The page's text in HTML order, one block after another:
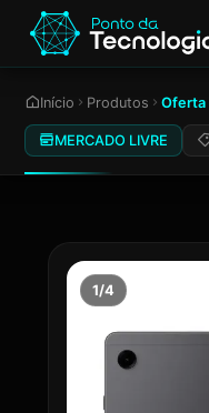
Início Produtos Oferta
MERCADO LIVRE
1/4